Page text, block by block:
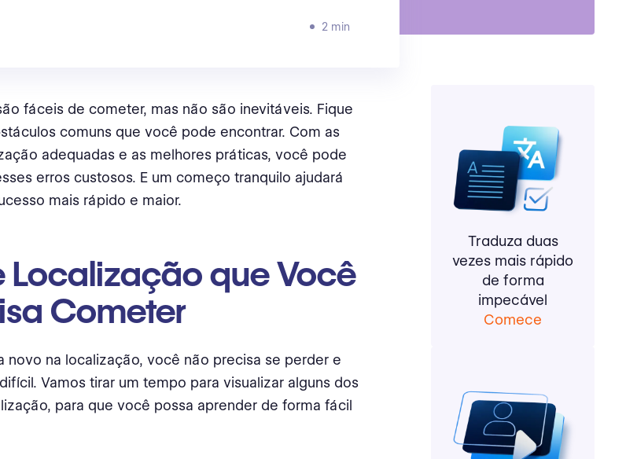
2 min
fáceis de cometer, mas não são inevitáveis. Fique
comuns que você pode encontrar. Com as
adequadas e as melhores práticas, você pode
erros custosos. E um começo tranquilo ajudará
mais rápido e maior.
Localização que Você
Cometer
novo na localização, você não precisa se perder e
Vamos tirar um tempo para visualizar alguns dos
para que você possa aprender de forma fácil
Traduza duas
vezes mais rápido
de forma
impecável
Comece